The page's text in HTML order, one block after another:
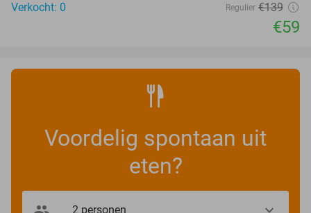
Verkocht: 0
Regulier €139
€59
Voordelig spontaan uit
eten?